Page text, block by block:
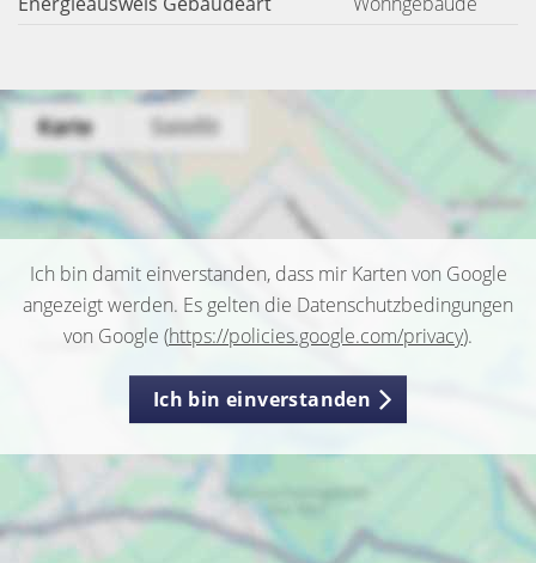
Ich bin damit einverstanden, dass mir Karten von Google
angezeigt werden. Es gelten die Datenschutzbedingungen
von Google (https://policies.google.com/privacy).
Ich bin einverstanden